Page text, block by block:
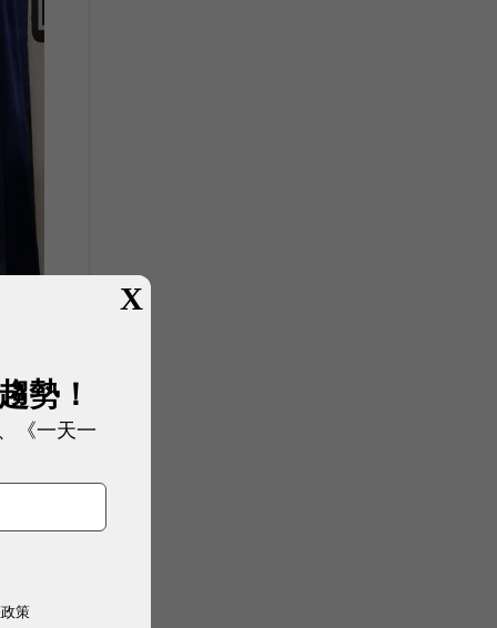
X
勢！
《一天一
策